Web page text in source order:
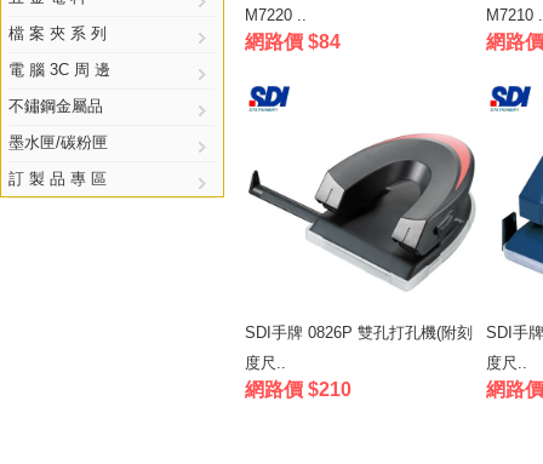
檔 案 夾 系 列
電 腦 3C 周 邊
不鏽鋼金屬品
墨水匣/碳粉匣
訂 製 品 專 區
M7220 ..
網路價 $84
M7210
網路
SDI手牌 0826P 雙孔打孔機(附刻
度尺..
網路價 $210
SDI手
度尺..
網路